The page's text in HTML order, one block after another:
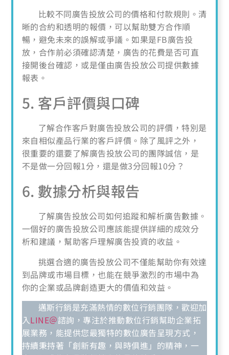
比較不同廣告投放公司的價格和付款規則。清
晰的合約和透明的報價，可以幫助雙方合作順
暢，避免未來的誤解或爭議。如果是FB廣告投
放，合作前必須確認清楚，廣告的花費是否可直
接開後台確認，或是僅由廣告投放公司提供數據
報表。
5. 客戶評價與口碑
了解合作客戶對廣告投放公司的評價，特別是
來自相似產品行業的客戶評價。除了風評之外，
很重要的還要了解廣告投放公司的團隊誠信，是
不是做一分回報1分，還是做3分回報10分？
6. 數據分析與報告
了解廣告投放公司如何追蹤和解析廣告數據。
一個好的廣告投放公司應該能提供詳細的成效分
析和建議，幫助客戶理解廣告投資的收益。
挑選合適的廣告投放公司不僅能幫助你有效達
到品牌或市場目標，也能在競爭激烈的市場中為
你的企業或品牌創造更大的價值和效益。
邁斯行銷是充滿熱情的數位行銷團隊，歡迎加
入LINE＠諮詢，專注於推動數位行銷幫助企業拓
展業務，能提供您最獨特的數位廣告呈現方式，
持續秉持著「創新有趣，與時俱進」的精神，一